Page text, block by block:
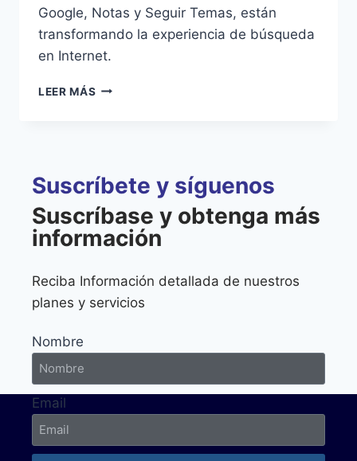
Google, Notas y Seguir Temas, están
transformando la experiencia de búsqueda
en Internet.
LEER MÁS
Suscríbete y síguenos
Suscríbase y obtenga más
información
Reciba Información detallada de nuestros
planes y servicios
Nombre
Email